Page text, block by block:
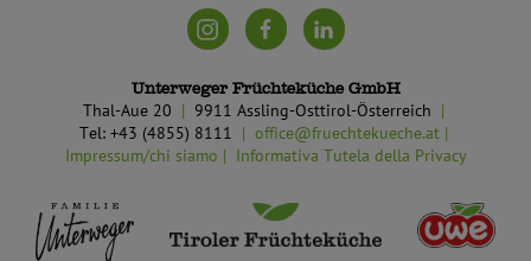
Unterweger Früchteküche GmbH
Thal-Aue 20
9911 Assling-Osttirol-Österreich
Tel: +43 (4855) 8111
office@fruechtekueche.at
Impressum/chi siamo
Informativa Tutela della Privacy